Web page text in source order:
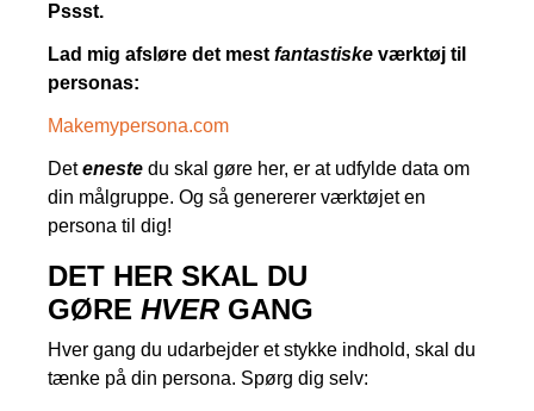
Pssst.
Lad mig afsløre det mest fantastiske værktøj til
personas:
Makemypersona.com
Deteneste du skal gøre her, er at udfylde data om
din målgruppe. Og så genererer værktøjet en
persona til dig!
DET HER SKAL DU
GØRE HVERGANG
Hver gang du udarbejder et stykke indhold, skal du
tænke på din persona. Spørg dig selv: